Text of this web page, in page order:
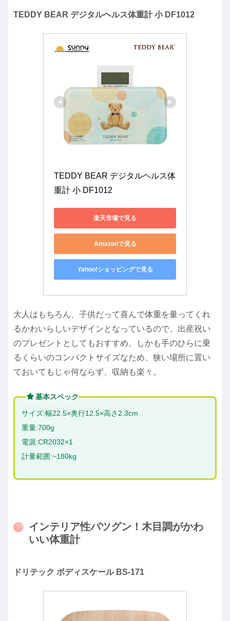
TEDDY BEAR デジタルヘルス体重計 小 DF1012
TEDDY BEAR デジタルヘルス体
重計 小 DF1012
楽天市場で見る
Amazonで見る
Yahoo!ショッピングで見る
大人はもちろん、子供だって喜んで体重を量ってくれ
るかわいらしいデザインとなっているので、出産祝い
のプレゼントとしてもおすすめ。しかも手のひらに乗
るくらいのコンパクトサイズなため、狭い場所に置い
ておいてもじゃ何ならず、収納も楽々。
基本スペック
サイズ:幅22.5×奥行12.5×高さ2.3cm
重量:700g
電源:CR2032×1
計量範囲:~180kg
インテリア性バツグン！木目調がかわ
いい体重計
ドリテック ボディスケール BS-171